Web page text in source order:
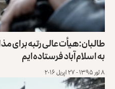
طالبان: هیأت عالی رتبه برای
به اسلام‌آباد فرستاده‌ایم
۸ ثور ۱۳۹۵ - ۲۷ اپریل ۲۰۱۶